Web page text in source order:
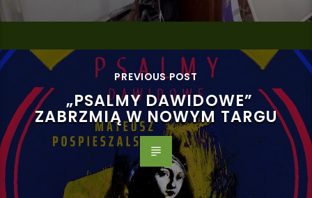
PREVIOUS POST
„PSALMY DAWIDOWE”
ZABRZMIĄ W NOWYM TARGU